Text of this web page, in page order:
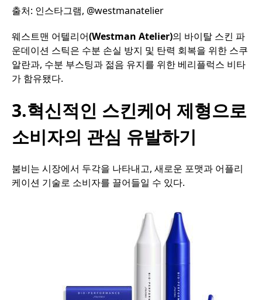
출처: 인스타그램, @westmanatelier
웨스트맨 어텔리어(Westman Atelier)의 바이탈 스킨 파
운데이션 스틱은 수분 손실 방지 및 탄력 회복을 위한 스쿠
알란과, 수분 부스팅과 젊음 유지를 위한 베리플럭스 비타
가 함유됐다.
3.혁신적인 스킨케어 제형으로
소비자의 관심 유발하기
붐비는 시장에서 두각을 나타내고, 새로운 포맷과 어플리
케이션 기술로 소비자를 끌어들일 수 있다.